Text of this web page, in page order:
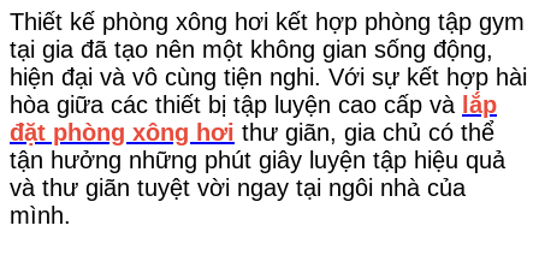
Thiết kế phòng xông hơi kết hợp phòng tập gym
tại gia đã tạo nên một không gian sống động,
hiện đại và vô cùng tiện nghi. Với sự kết hợp hài
hòa giữa các thiết bị tập luyện cao cấp và lắp
đặt phòng xông hơi thư giãn, gia chủ có thể
tận hưởng những phút giây luyện tập hiệu quả
và thư giãn tuyệt vời ngay tại ngôi nhà của
mình.